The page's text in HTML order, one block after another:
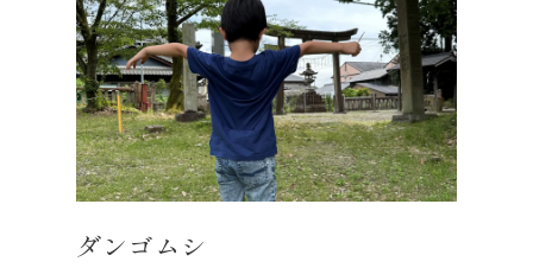
しデザインが？ですが…(笑) ） これからも定
期的に通うことになりそうです。 それでは、水
分補給して極力無理せずに 夏を乗り越えましょ
う‼ 皆様くれぐれもご自愛くださいませ。
ダンゴムシ